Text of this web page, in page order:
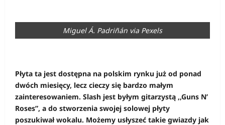
Miguel Á. Padriñán via Pexels
Płyta ta jest dostępna na polskim rynku już od ponad
dwóch miesięcy, lecz cieczy się bardzo małym
zainteresowaniem. Slash jest byłym gitarzystą ,,Guns N’
Roses”, a do stworzenia swojej solowej płyty
poszukiwał wokalu. Możemy usłyszeć takie gwiazdy jak